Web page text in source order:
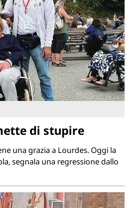
di stupire
una grazia a Lourdes. Oggi la
segnala una regressione dallo